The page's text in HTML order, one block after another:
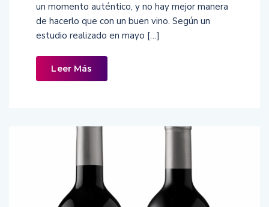
un momento auténtico, y no hay mejor manera
de hacerlo que con un buen vino. Según un
estudio realizado en mayo […]
Leer Más